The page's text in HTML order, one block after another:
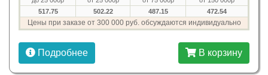
517.75
502.22 487.15 472.54
Цены при заказе от 300 000 руб. обсуждаются индивидуально
Подробнее В корзину